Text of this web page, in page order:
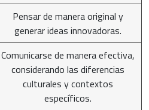
Pensar de manera original y
generar ideas innovadoras.
Comunicarse de manera efectiva,
considerando las diferencias
culturales y contextos
específicos.